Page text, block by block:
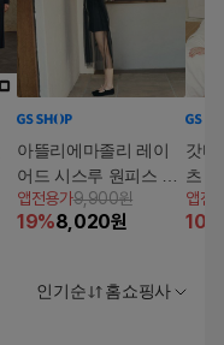
아뜰리에마졸리 레이
어드 시스루 원피스 1
종 [런칭 가격 69,900
원]
앱전용가9,900원
19%8,020원
갓바
츠
앱전
10
인기순 홈쇼핑사